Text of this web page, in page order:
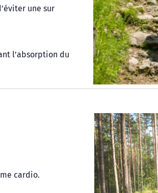
une sur
l’absorption du
cardio.